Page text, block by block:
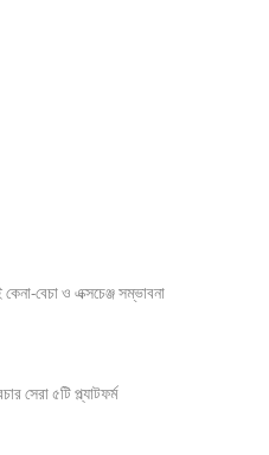
কেনা-বেচা ও এক্সচেঞ্জ সম্ভাবনা
সেরা ৫টি প্ল্যাটফর্ম